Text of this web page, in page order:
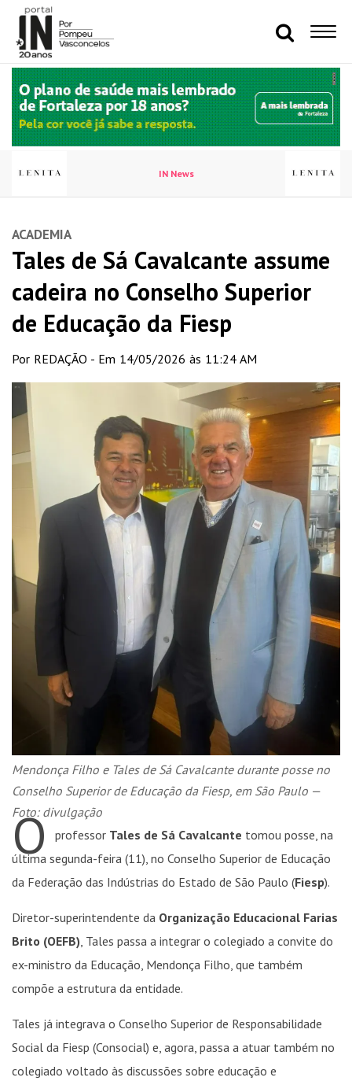
IN News
ACADEMIA
Tales de Sá Cavalcante assume
cadeira no Conselho Superior
de Educação da Fiesp
Por REDAÇÃO - Em 14/05/2026 às 11:24 AM
Mendonça Filho e Tales de Sá Cavalcante durante posse no
Conselho Superior de Educação da Fiesp, em São Paulo —
Foto: divulgação
O professor Tales de Sá Cavalcante tomou posse, na
última segunda-feira (11), no Conselho Superior de Educação
da Federação das Indústrias do Estado de São Paulo (Fiesp).
Diretor-superintendente da Organização Educacional Farias
Brito (OEFB), Tales passa a integrar o colegiado a convite do
ex-ministro da Educação, Mendonça Filho, que também
compõe a estrutura da entidade.
Tales já integrava o Conselho Superior de Responsabilidade
Social da Fiesp (Consocial) e, agora, passa a atuar também no
colegiado voltado às discussões sobre educação e